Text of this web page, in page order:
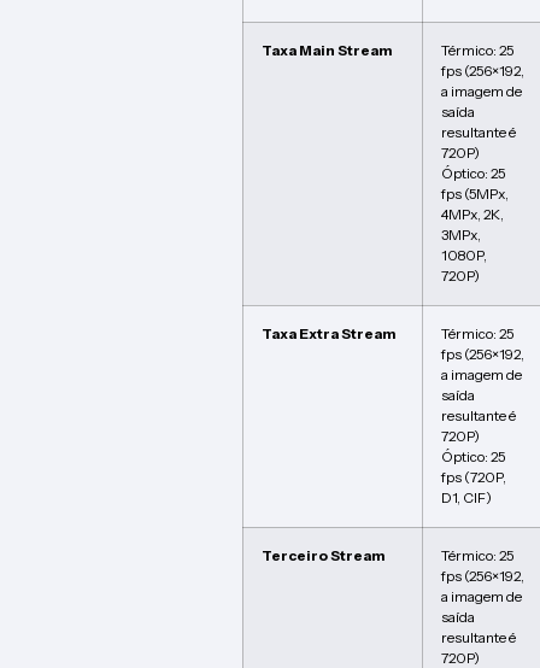
Taxa Main Stream
Térmico: 25
fps (256×192,
a imagem de
saída
resultante é
720P)
Óptico: 25
fps (5MPx,
4MPx, 2K,
3MPx,
1080P,
720P)
Taxa Extra Stream
Térmico: 25
fps (256×192,
a imagem de
saída
resultante é
720P)
Óptico: 25
fps (720P,
D1, CIF)
Terceiro Stream
Térmico: 25
fps (256×192,
a imagem de
saída
resultante é
720P)